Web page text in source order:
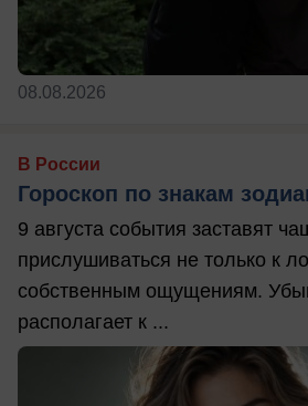
08.08.2026
В России
Гороскоп по знакам
9 августа события заставят
прислушиваться не только к
собственным ощущениям.
располагает к ...